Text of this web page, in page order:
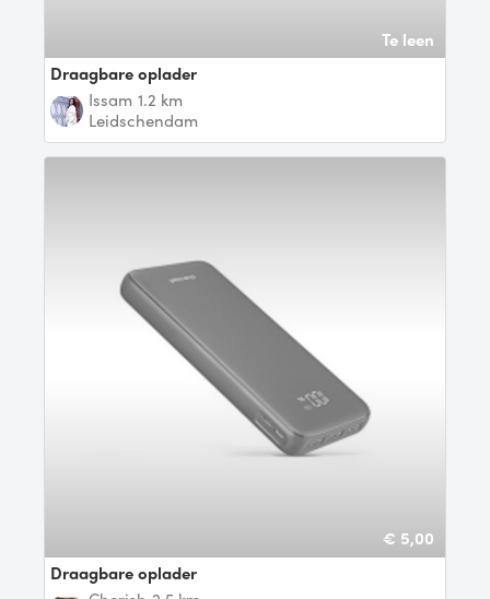
Te leen
Draagbare oplader
Issam 1.2 km
Leidschendam
€ 5,00
Draagbare oplader